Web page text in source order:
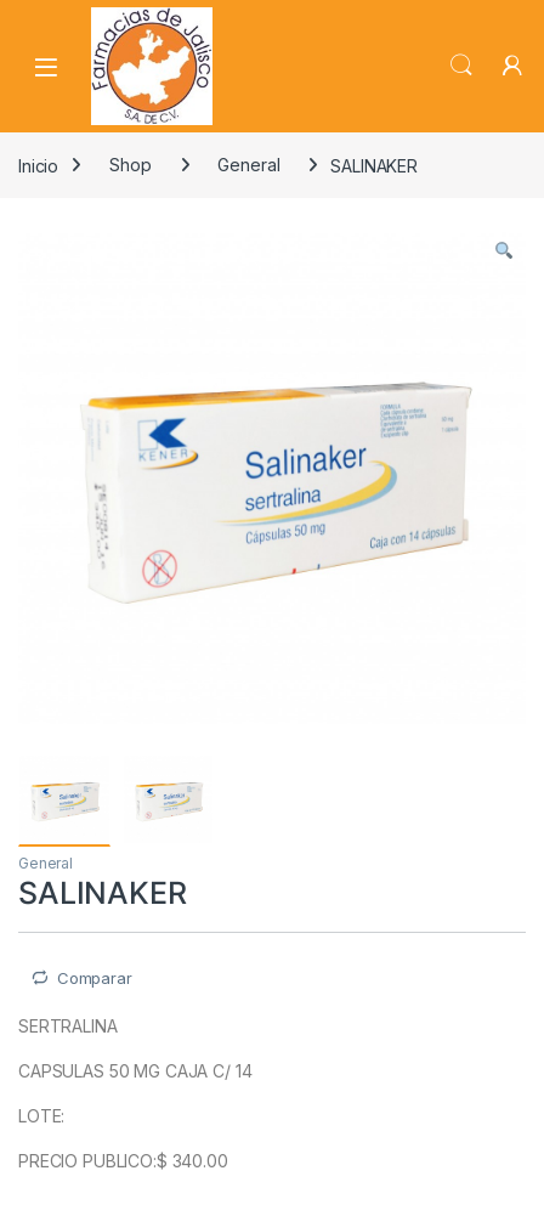
Skip to navigation
Skip to content
Inicio Shop General SALINAKER
General
SALINAKER
Comparar
SERTRALINA
CAPSULAS 50 MG CAJA C/ 14
LOTE:
PRECIO PUBLICO:$ 340.00